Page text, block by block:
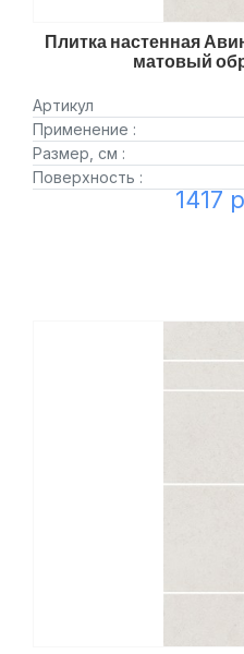
Плитка настенная
матовый
Артикул
Применение :
Размер, см :
Поверхность :
1417